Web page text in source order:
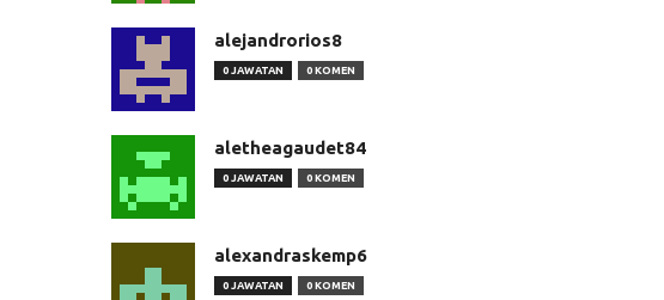
alejandrorios8
0 JAWATAN 0 KOMEN
aletheagaudet84
0 JAWATAN 0 KOMEN
alexandraskemp6
0 JAWATAN 0 KOMEN